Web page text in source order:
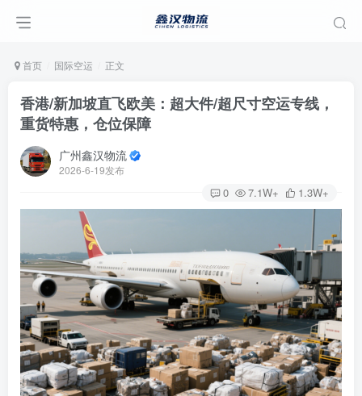
首页 国际空运 正文
香港/新加坡直飞欧美：超大件/超尺寸空运专线，
重货特惠，仓位保障
广州鑫汉物流
2026-6-19发布
0 7.1W+ 1.3W+